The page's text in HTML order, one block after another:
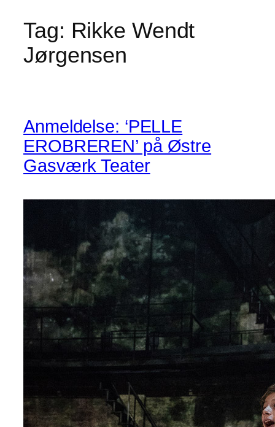
Tag: Rikke Wendt
Jørgensen
Anmeldelse: ‘PELLE
EROBREREN’ på Østre
Gasværk Teater